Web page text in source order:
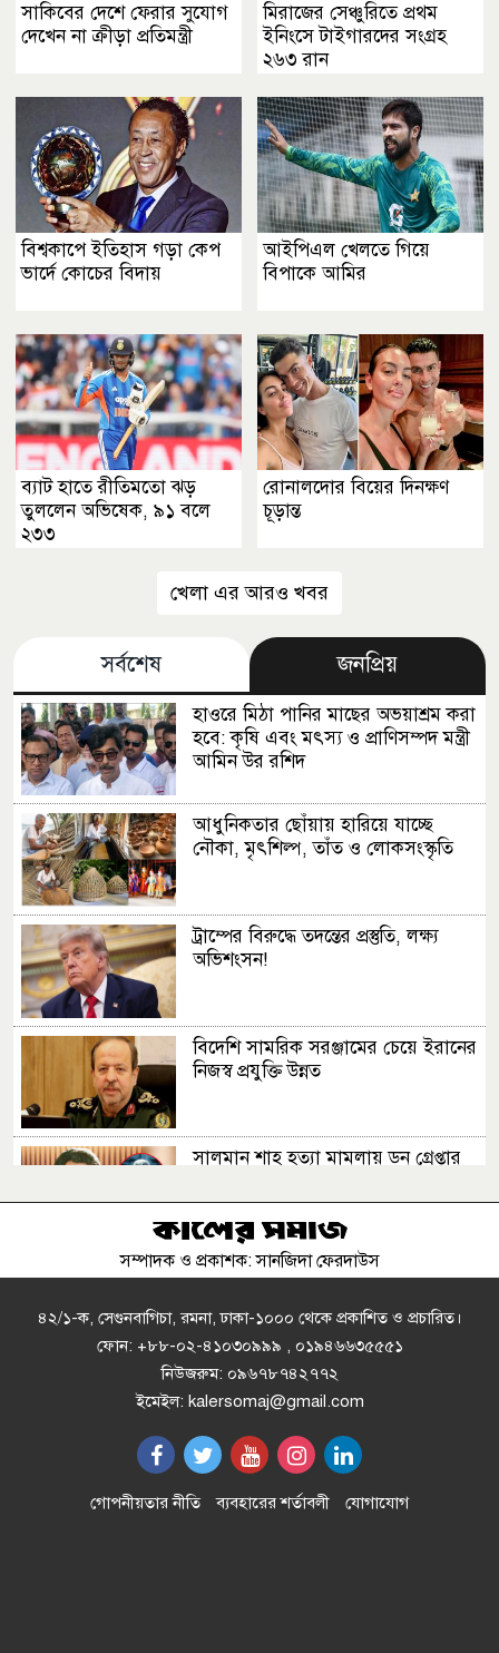
সাকিবের দেশে ফেরার সুযোগ
দেখেন না ক্রীড়া প্রতিমন্ত্রী
মিরাজের সেঞ্চুরিতে প্রথম
ইনিংসে টাইগারদের সংগ্রহ
২৬৩ রান
বিশ্বকাপে ইতিহাস গড়া কেপ
ভার্দে কোচের বিদায়
আইপিএল খেলতে গিয়ে
বিপাকে আমির
ব্যাট হাতে রীতিমতো ঝড়
তুললেন অভিষেক, ৯১ বলে
২৩৩
রোনালদোর বিয়ের দিনক্ষণ
চূড়ান্ত
খেলা এর আরও খবর
সর্বশেষ জনপ্রিয়
হাওরে মিঠা পানির মাছের অভয়াশ্রম করা
হবে: কৃষি এবং মৎস্য ও প্রাণিসম্পদ মন্ত্রী
আমিন উর রশিদ
আধুনিকতার ছোঁয়ায় হারিয়ে যাচ্ছে
নৌকা, মৃৎশিল্প, তাঁত ও লোকসংস্কৃতি
ট্রাম্পের বিরুদ্ধে তদন্তের প্রস্তুতি, লক্ষ্য
অভিশংসন!
বিদেশি সামরিক সরঞ্জামের চেয়ে ইরানের
নিজস্ব প্রযুক্তি উন্নত
সালমান শাহ হত্যা মামলায় ডন গ্রেপ্তার
রাষ্ট্রপতি নির্বাচনে ১১ দলীয় জোটের প্রার্থী
লবণ চাষিদের কষ্ট লাঘবে শিগগিরই
নতুন মূল্য নির্ধারণ করা হবে : প্রধানমন্ত্রী
আকস্মিক পরিদর্শনে স্থাস্থ্যমন্ত্রী, চাঁদপুরের
সিভিল সার্জন বরখাস্ত
সম্পাদক ও প্রকাশক: সানজিদা ফেরদাউস
৪২/১-ক, সেগুনবাগিচা, রমনা, ঢাকা-১০০০ থেকে প্রকাশিত ও প্রচারিত।
ফোন: +৮৮-০২-৪১০৩০৯৯৯ , ০১৯৪৬৬৩৫৫৫১
নিউজরুম: ০৯৬৭৮৭৪২৭৭২
ইমেইল: kalersomaj@gmail.com
গোপনীয়তার নীতি ব্যবহারের শর্তাবলী যোগাযোগ